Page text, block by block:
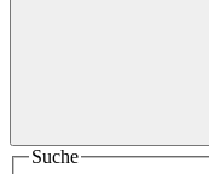
Suche